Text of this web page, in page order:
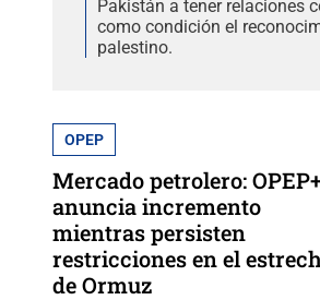
Pakistán a tener relaciones
como condición el
palestino.
OPEP
Mercado petrolero:
anuncia incremento
mientras persisten
restricciones en el
de Ormuz